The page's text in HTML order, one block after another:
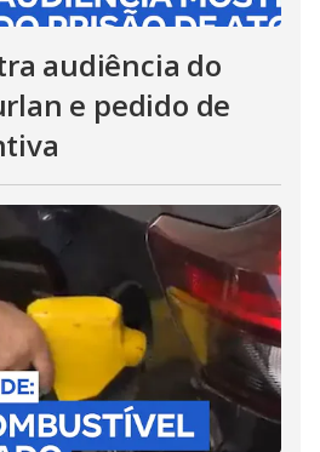
audiência do
e pedido de